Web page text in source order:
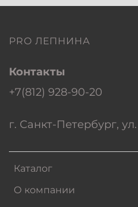
PRO ЛЕПНИНА
Каталог
О компании
Контакты
+7(812) 928-90-20
г. Санкт-Петербург,